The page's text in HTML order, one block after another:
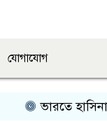
যোগাযোগ
হাসিনাকে